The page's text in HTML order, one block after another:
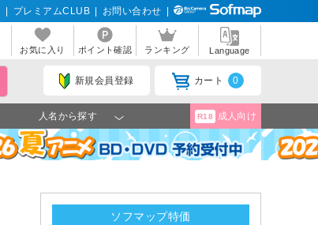
プレミアムCLUB お問い合わせ
お気に入り ポイント確認 ランキング Language
新規会員登録 カート 0
人名から探す R18 成人向け
ソフマップ特価